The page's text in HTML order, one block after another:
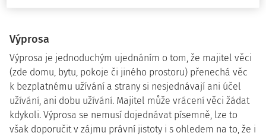
Výprosa
Výprosa je jednoduchým ujednáním o tom, že majitel věci
(zde domu, bytu, pokoje či jiného prostoru) přenechá věc
k bezplatnému užívání a strany si nesjednávají ani účel
užívání, ani dobu užívání. Majitel může vrácení věci žádat
kdykoli. Výprosa se nemusí dojednávat písemně, lze to
však doporučit v zájmu právní jistoty i s ohledem na to, že i